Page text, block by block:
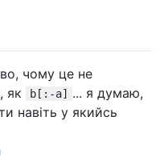
чому це не
як
b[:-a]
... я думаю,
навіть у якийсь